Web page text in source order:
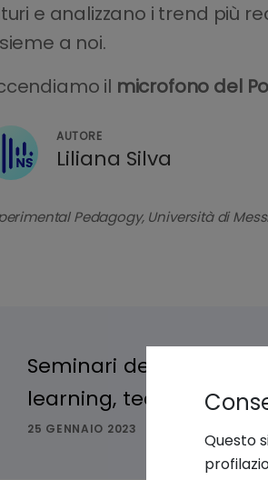
e analizzano i trend più
a noi.
il microfono del
AUTORE
Liliana Silva
Pedagogy, Università di
Questo